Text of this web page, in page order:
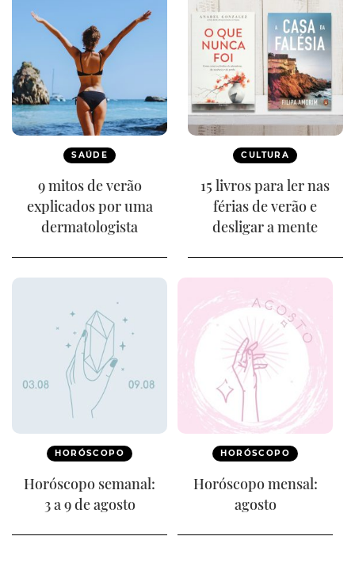
SAÚDE
9 mitos de verão
explicados por uma
dermatologista
CULTURA
15 livros para ler nas
férias de verão e
desligar a mente
HORÓSCOPO
Horóscopo semanal:
3 a 9 de agosto
HORÓSCOPO
Horóscopo mensal:
agosto